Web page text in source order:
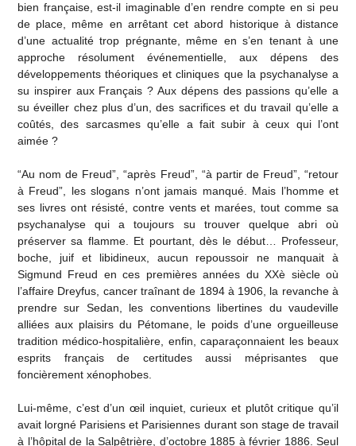
bien française, est-il imaginable d’en rendre compte en si peu
de place, même en arrêtant cet abord historique à distance
d’une actualité trop prégnante, même en s’en tenant à une
approche résolument événementielle, aux dépens des
développements théoriques et cliniques que la psychanalyse a
su inspirer aux Français ? Aux dépens des passions qu’elle a
su éveiller chez plus d’un, des sacrifices et du travail qu’elle a
coûtés, des sarcasmes qu’elle a fait subir à ceux qui l’ont
aimée ?
“Au nom de Freud”, “après Freud”, “à partir de Freud”, “retour
à Freud”, les slogans n’ont jamais manqué. Mais l’homme et
ses livres ont résisté, contre vents et marées, tout comme sa
psychanalyse qui a toujours su trouver quelque abri où
préserver sa flamme. Et pourtant, dès le début… Professeur,
boche, juif et libidineux, aucun repoussoir ne manquait à
Sigmund Freud en ces premières années du XXè siècle où
l’affaire Dreyfus, cancer traînant de 1894 à 1906, la revanche à
prendre sur Sedan, les conventions libertines du vaudeville
alliées aux plaisirs du Pétomane, le poids d’une orgueilleuse
tradition médico-hospitalière, enfin, caparaçonnaient les beaux
esprits français de certitudes aussi méprisantes que
foncièrement xénophobes.
Lui-même, c’est d’un œil inquiet, curieux et plutôt critique qu’il
avait lorgné Parisiens et Parisiennes durant son stage de travail
à l’hôpital de la Salpêtrière, d’octobre 1885 à février 1886. Seul